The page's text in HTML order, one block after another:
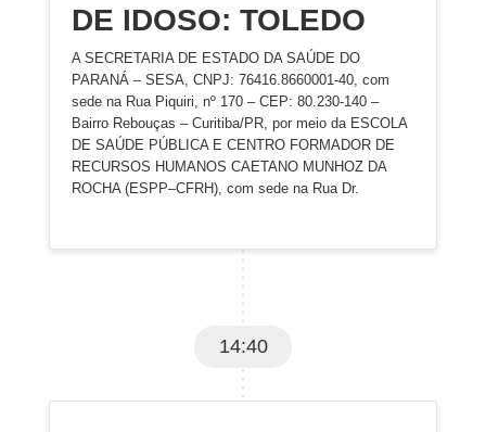
DE IDOSO: TOLEDO
A SECRETARIA DE ESTADO DA SAÚDE DO
PARANÁ – SESA, CNPJ: 76416.8660001-40, com
sede na Rua Piquiri, nº 170 – CEP: 80.230-140 –
Bairro Rebouças – Curitiba/PR, por meio da ESCOLA
DE SAÚDE PÚBLICA E CENTRO FORMADOR DE
RECURSOS HUMANOS CAETANO MUNHOZ DA
ROCHA (ESPP–CFRH), com sede na Rua Dr.
14:40